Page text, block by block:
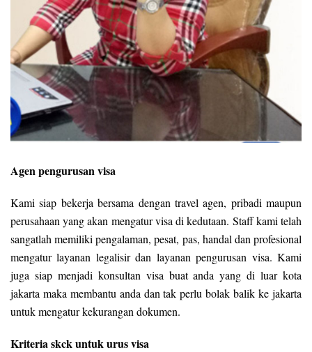
Agen pengurusan visa
Kami siap bekerja bersama dengan travel agen, pribadi maupun
perusahaan yang akan mengatur visa di kedutaan. Staff kami telah
sangatlah memiliki pengalaman, pesat, pas, handal dan profesional
mengatur layanan legalisir dan layanan pengurusan visa. Kami
juga siap menjadi konsultan visa buat anda yang di luar kota
jakarta maka membantu anda dan tak perlu bolak balik ke jakarta
untuk mengatur kekurangan dokumen.
Kriteria skck untuk urus visa